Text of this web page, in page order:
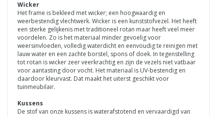
Wicker
Het frame is bekleed met wicker; een hoogwaardig en
weerbestendig vlechtwerk. Wicker is een kunststofvezel. Het heeft
een sterke gelijkenis met traditioneel rotan maar heeft veel meer
voordelen. Zo is het materiaal minder gevoelig voor
weersinvloeden, volledig waterdicht en eenvoudig te reinigen met
lauw water en een zachte borstel, spons of doek. In tegenstelling
tot rotan is wicker zeer veerkrachtig en zijn de vezels niet vatbaar
voor aantasting door vocht. Het materiaal is UV-bestendig en
daardoor kleurvast. Dat maakt het uiterst geschikt voor
tuinmeubilair.
Kussens
De stof van onze kussens is waterafstotend en vervaardigd van